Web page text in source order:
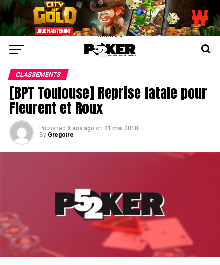
center>
CLASSEMENTS
[BPT Toulouse] Reprise fatale pour
Fleurent et Roux
Published 8 ans ago on 21 mai 2018
By Gregoire